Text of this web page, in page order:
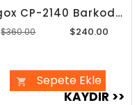
Argox CP-2140 Barkod Yazıcı
$240.00
$360.00
Sepete Ekle